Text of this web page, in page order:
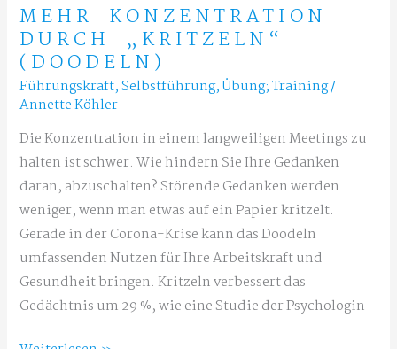
MEHR KONZENTRATION
DURCH „KRITZELN“
(DOODELN)
Führungskraft,Selbstführung,Übung; Training/
Annette Köhler
Die Konzentration in einem langweiligen Meetings zu
halten ist schwer. Wie hindern Sie Ihre Gedanken
daran, abzuschalten? Störende Gedanken werden
weniger, wenn man etwas auf ein Papier kritzelt.
Gerade in der Corona-Krise kann das Doodeln
umfassenden Nutzen für Ihre Arbeitskraft und
Gesundheit bringen. Kritzeln verbessert das
Gedächtnis um 29 %, wie eine Studie der Psychologin